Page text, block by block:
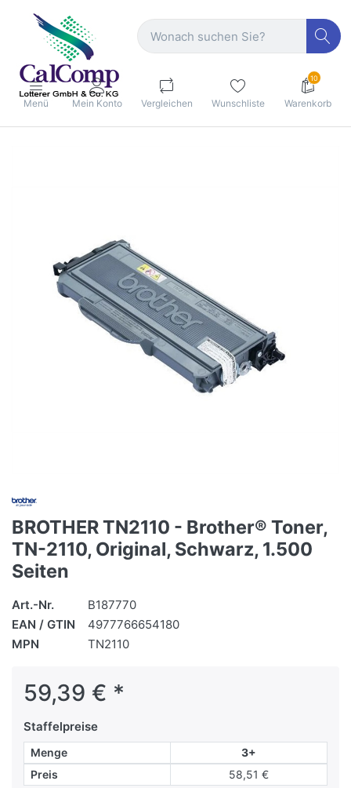
Menü Mein Konto Vergleichen Wunschliste
10
Warenkorb
BROTHER TN2110 - Brother® Toner,
TN-2110, Original, Schwarz, 1.500
Seiten
Art.-Nr.
B187770
EAN / GTIN
4977766654180
MPN
TN2110
59,39 € *
Staffelpreise
Menge
3+
Preis
58,51 €